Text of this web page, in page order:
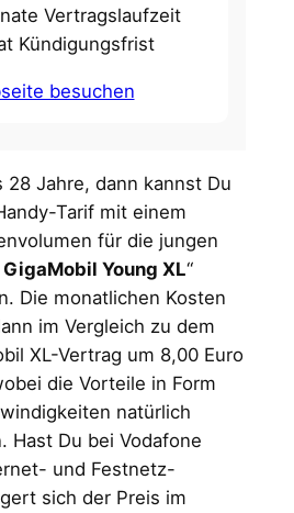
Vertragslaufzeit
Kündigungsfrist
besuchen
28 Jahre, dann kannst Du
Tarif mit einem
für die jungen
Young XL“
Die monatlichen Kosten
im Vergleich zu dem
XL-Vertrag um 8,00 Euro
die Vorteile in Form
natürlich
Hast Du bei Vodafone
und Festnetz-
sich der Preis im